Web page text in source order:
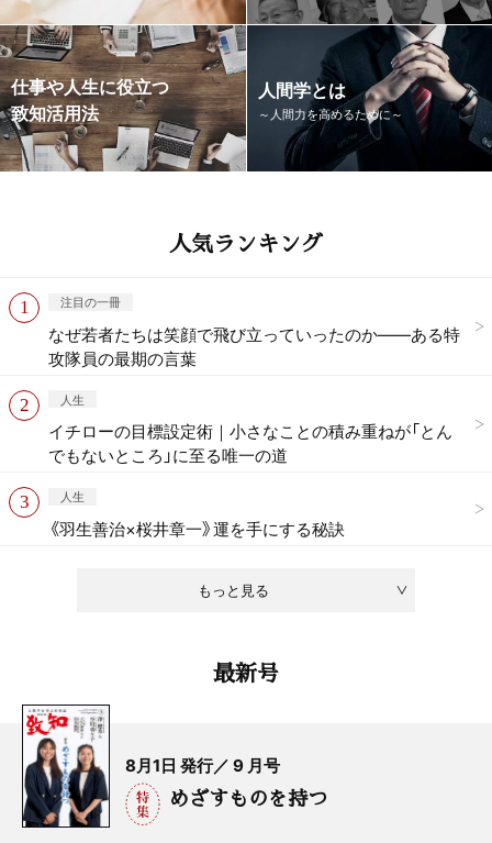
仕事や人生に役立つ
致知活用法
人間学とは
～人間力を高めるために～
人気ランキング
もっと見る
注目の一冊
なぜ若者たちは笑顔で飛び立っていったのか——ある特
攻隊員の最期の言葉
人生
イチローの目標設定術｜小さなことの積み重ねが「とん
でもないところ」に至る唯一の道
人生
《羽生善治×桜井章一》運を手にする秘訣
最新号
8月1日 発行／ 9 月号
めざすものを持つ